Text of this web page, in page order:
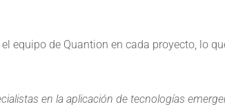
equipo de Quantion en cada proyecto, lo
en la aplicación de tecnologías